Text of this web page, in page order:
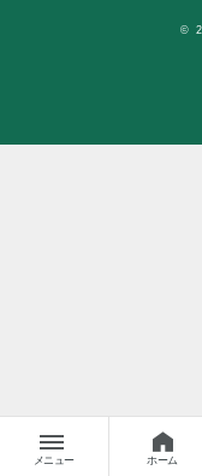
メニュー ホーム
©